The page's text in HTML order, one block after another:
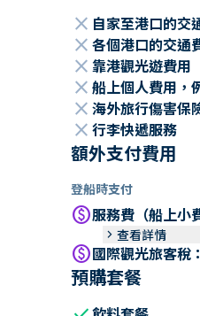
close 自家至港口的交
close 各個港口的交通
close 靠港觀光遊費用
close 船上個人費用，
close 海外旅行傷害保
close 行李快遞服務
額外支付費用
登船時支付
paid服務費（船上小
keyboard_arrow_right 查看詳情
paid國際觀光旅客稅
預購套餐